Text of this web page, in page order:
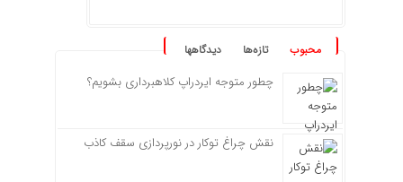
محبوب تازه‌ها دیدگاهها
چطور متوجه ایردراپ کلاهبرداری بشویم؟
نقش چراغ توکار در نورپردازی سقف کاذب